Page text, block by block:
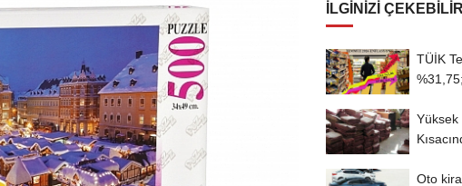
İLGINIZI ÇEKEBILIR
TÜİK
Yüksek
Oto